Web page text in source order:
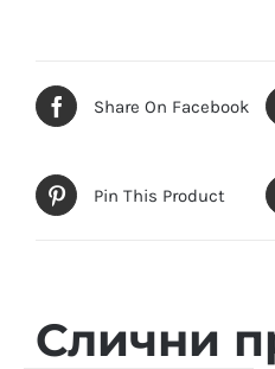
Share On Facebook
Pin This Product
Слични